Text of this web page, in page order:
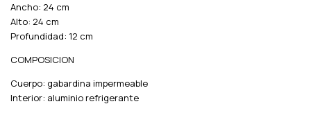
Ancho: 24 cm
Alto: 24 cm
Profundidad: 12 cm
COMPOSICION
Cuerpo: gabardina impermeable
Interior: aluminio refrigerante